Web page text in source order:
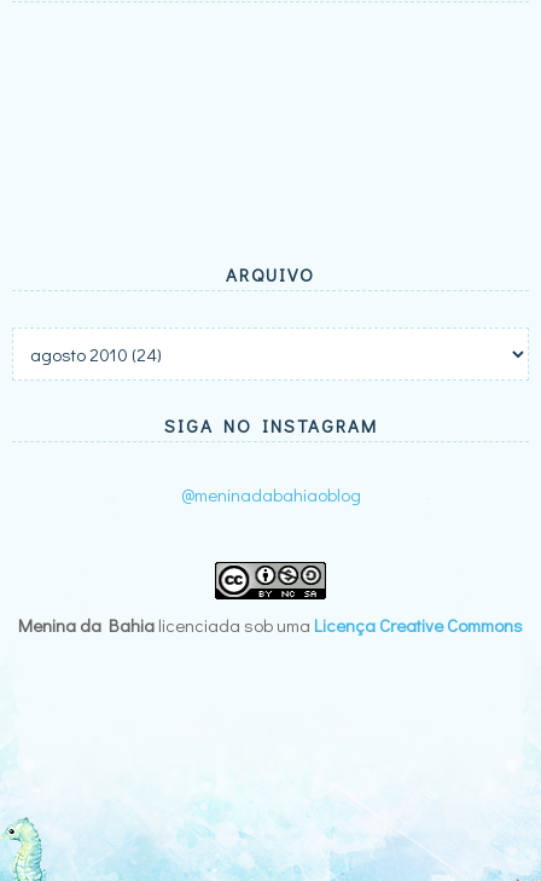
ARQUIVO
SIGA NO INSTAGRAM
@meninadabahiaoblog
Menina da Bahia licenciada sob uma Licença Creative Commons